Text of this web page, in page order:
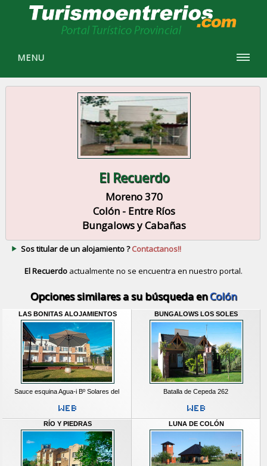
MENU
El Recuerdo
Moreno 370
Colón - Entre Ríos
Bungalows y Cabañas
Sos titular de un alojamiento ?Contactanos!!
El Recuerdoactualmente no se encuentra en nuestro portal.
Opciones similares a su búsqueda enColón
LAS BONITAS ALOJAMIENTOS
Sauce esquina Agua-i Bº Solares del
BUNGALOWS LOS SOLES
Batalla de Cepeda 262
RÍO Y PIEDRAS LUNA DE COLÓN